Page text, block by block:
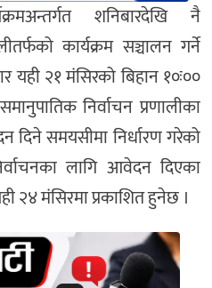
शनिबारदेखि नै
कार्यक्रम सञ्चालन गर्ने
यही २१ मंसिरको बिहान १०ः००
निर्वाचन प्रणालीका
समयसीमा निर्धारण गरेको
लागि आवेदन दिएका
२४ मंसिरमा प्रकाशित हुनेछ ।